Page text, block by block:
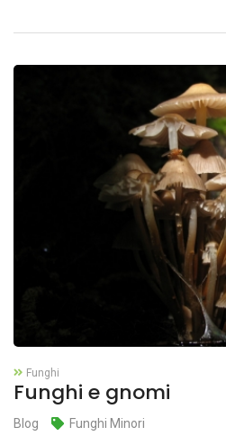
Funghi
Funghi e gnomi
Blog Funghi Minori